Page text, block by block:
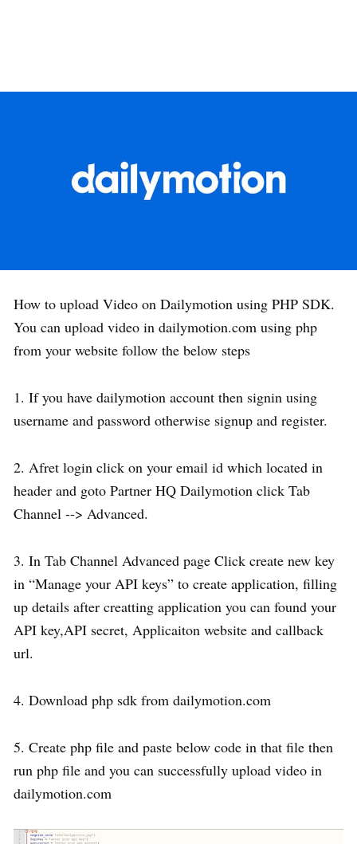
How to upload Video on Dailymotion using PHP SDK.
You can upload video in dailymotion.com using php
from your website follow the below steps
1. If you have dailymotion account then signin using
username and password otherwise signup and register.
2. Afret login click on your email id which located in
header and goto Partner HQ Dailymotion click Tab
Channel --> Advanced.
3. In Tab Channel Advanced page Click create new key
in “Manage your API keys” to create application, filling
up details after creatting application you can found your
API key,API secret, Applicaiton website and callback
url.
4. Download php sdk from dailymotion.com
5. Create php file and paste below code in that file then
run php file and you can successfully upload video in
dailymotion.com